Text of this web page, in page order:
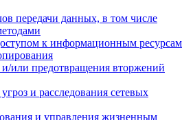
передачи данных, в том числе
к информационным ресурсам
или предотвращения вторжений
и расследования сетевых
и управления жизненным